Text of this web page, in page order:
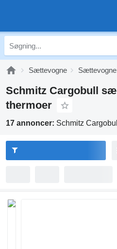
Sættevogne
Schmitz Cargobull
thermoer
17 annoncer: Schmitz